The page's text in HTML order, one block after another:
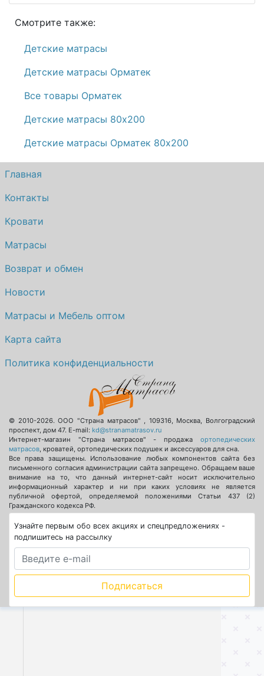
Смотрите также:
Детские матрасы
Детские матрасы Орматек
Все товары Орматек
Детские матрасы 80х200
Детские матрасы Орматек 80х200
Главная
Контакты
Кровати
Матрасы
Возврат и обмен
Новости
Матрасы и Мебель оптом
Карта сайта
Политика конфиденциальности
© 2010-2026.ООО "Страна матрасов" , 109316, Москва, Волгоградский
проспект, дом 47. E-mail: kd@stranamatrasov.ru
Интернет-магазин "Страна матрасов" - продажа ортопедических
матрасов, кроватей, ортопедических подушек и аксессуаров для сна.
Все права защищены. Использование любых компонентов сайта без
письменного согласия администрации сайта запрещено. Обращаем ваше
внимание на то, что данный интернет-сайт носит исключительно
информационный характер и ни при каких условиях не является
публичной офертой, определяемой положениями Статьи 437 (2)
Гражданского кодекса РФ.
Узнайте первым обо всех акциях и спецпредложениях -
подпишитесь на рассылку